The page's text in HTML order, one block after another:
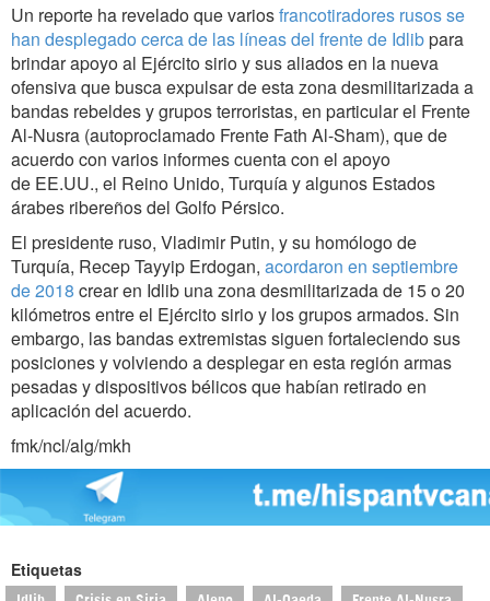
Un reporte ha revelado que variosfrancotiradores rusos se
han desplegado cerca de las líneas del frente de Idlibpara
brindar apoyo al Ejército sirio y sus aliados en la nueva
ofensiva que busca expulsar de esta zona desmilitarizada a
bandas rebeldes y grupos terroristas, en particular el Frente
Al-Nusra (autoproclamado Frente Fath Al-Sham), que de
acuerdo con varios informes cuenta con el apoyo
de EE.UU., el Reino Unido, Turquía y algunos Estados
árabes ribereños del Golfo Pérsico.
El presidente ruso, Vladimir Putin, y su homólogo de
Turquía, Recep Tayyip Erdogan, acordaron en septiembre
de 2018 crear en Idlib una zona desmilitarizada de 15 o 20
kilómetros entre el Ejército sirio y los grupos armados. Sin
embargo, las bandas extremistas siguen fortaleciendo sus
posiciones y volviendo a desplegar en esta región armas
pesadas y dispositivos bélicos que habían retirado en
aplicación del acuerdo.
fmk/ncl/alg/mkh
Etiquetas
Idlib Crisis en Siria Alepo Al-Qaeda Frente Al-Nusra